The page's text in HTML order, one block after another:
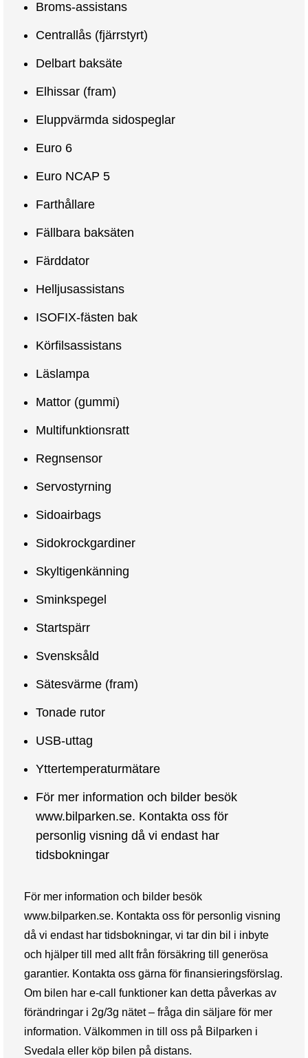
Broms-assistans
Centrallås (fjärrstyrt)
Delbart baksäte
Elhissar (fram)
Eluppvärmda sidospeglar
Euro 6
Euro NCAP 5
Farthållare
Fällbara baksäten
Färddator
Helljusassistans
ISOFIX-fästen bak
Körfilsassistans
Läslampa
Mattor (gummi)
Multifunktionsratt
Regnsensor
Servostyrning
Sidoairbags
Sidokrockgardiner
Skyltigenkänning
Sminkspegel
Startspärr
Svensksåld
Sätesvärme (fram)
Tonade rutor
USB-uttag
Yttertemperaturmätare
För mer information och bilder besök
www.bilparken.se. Kontakta oss för
personlig visning då vi endast har
tidsbokningar
För mer information och bilder besök
www.bilparken.se. Kontakta oss för personlig visning
då vi endast har tidsbokningar, vi tar din bil i inbyte
och hjälper till med allt från försäkring till generösa
garantier. Kontakta oss gärna för finansieringsförslag.
Om bilen har e-call funktioner kan detta påverkas av
förändringar i 2g/3g nätet – fråga din säljare för mer
information. Välkommen in till oss på Bilparken i
Svedala eller köp bilen på distans.